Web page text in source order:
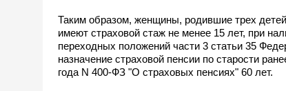
Таким образом, женщины, родившие трех
имеют страховой стаж не менее 15 лет, при
переходных положений части 3 статьи 35
назначение страховой пенсии по старости
года N 400-ФЗ "О страховых пенсиях" 60 лет.